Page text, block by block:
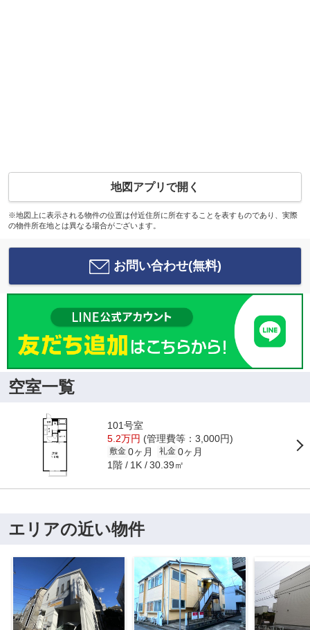
地図アプリで開く
※地図上に表示される物件の位置は付近住所に所在することを表すものであり、実際
の物件所在地とは異なる場合がございます。
お問い合わせ(無料)
空室一覧
101号室
5.2万円 (管理費等：3,000円)
敷金 0ヶ月 礼金 0ヶ月
1階 1K 30.39㎡
エリアの近い物件